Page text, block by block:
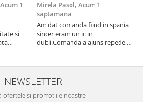
Acum 1
si
Mirela Pasol, Acum 1
saptamana
Am dat comanda fiind in spania
sincer eram un ic in
dubii.Comanda a ajuns repede,in
treaba,va multumesc pentru
rapiditate si
amabilitate,RECOMAND 100%
NEWSLETTER
ofertele si promotiile noastre